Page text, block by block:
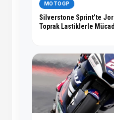
MOTOGP
Silverstone Sprint’te
Toprak Lastiklerle